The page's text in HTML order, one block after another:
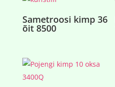
Sametroosi kimp 36
õit 8500